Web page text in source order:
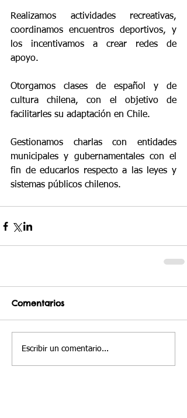
Realizamos actividades recreativas,
coordinamos encuentros deportivos, y
los incentivamos a crear redes de
apoyo.
Otorgamos clases de español y de
cultura chilena, con el objetivo de
facilitarles su adaptación en Chile.
Gestionamos charlas con entidades
municipales y gubernamentales con el
fin de educarlos respecto a las leyes y
sistemas públicos chilenos.
Comentarios
Escribir un comentario...